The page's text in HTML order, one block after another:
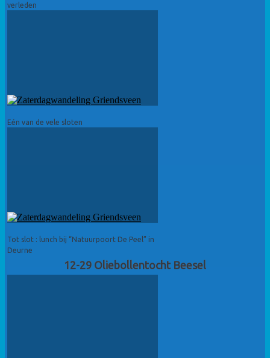
verleden
Eén van de vele sloten
Tot slot : lunch bij “Natuurpoort De Peel” in
Deurne
12-29 Oliebollentocht Beesel